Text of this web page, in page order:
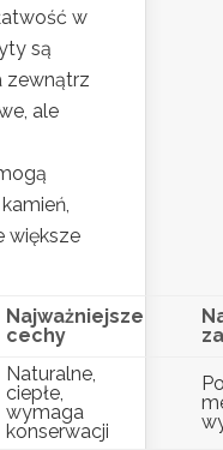
w
są
zewnątrz
ale
większe
Najważniejsze
cechy
Naturalne,
ciepłe,
wymaga
konserwacji